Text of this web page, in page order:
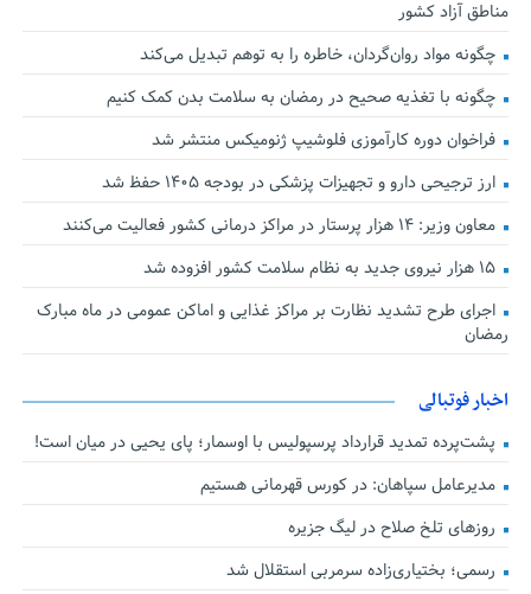
مناطق آزاد کشور
چگونه مواد روان‌گردان، خاطره را به توهم تبدیل می‌کند
چگونه با تغذیه صحیح در رمضان به سلامت بدن کمک کنیم
فراخوان دوره کارآموزی فلوشیپ ژنومیکس منتشر شد
ارز ترجیحی دارو و تجهیزات پزشکی در بودجه ۱۴۰۵ حفظ شد
معاون وزیر: ۱۴ هزار پرستار در مراکز درمانی کشور فعالیت می‌کنند
۱۵ هزار نیروی جدید به نظام سلامت کشور افزوده شد
اجرای طرح تشدید نظارت بر مراکز غذایی و اماکن عمومی در ماه مبارک
رمضان
اخبار فوتبالی
پشت‌پرده تمدید قرارداد پرسپولیس با اوسمار؛ پای یحیی در میان است!
مدیرعامل سپاهان: در کورس قهرمانی هستیم
روزهای تلخ صلاح در لیگ جزیره
رسمی؛ بختیاری‌زاده سرمربی استقلال شد